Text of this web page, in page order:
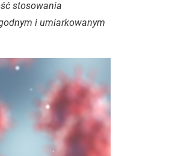
stosowania
i umiarkowanym